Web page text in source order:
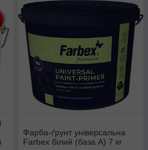
Фарба-ґрунт універсальна
Farbex білий (база А) 7 кг